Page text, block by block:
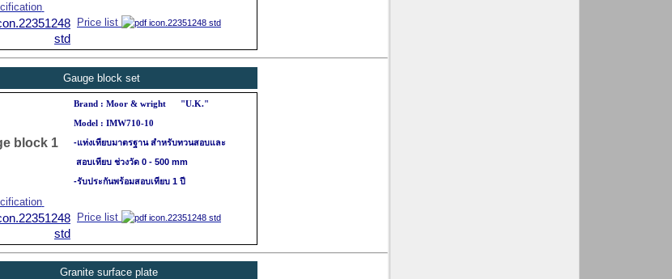
Price list
Gauge block set
Brand : Moor & wright "U.K."
Model : IMW710-10
-แท่งเทียบมาตรฐาน สำหรับทวนสอบและ
สอบเทียบ ช่วงวัด 0 - 500 mm
-รับประกันพร้อมสอบเทียบ 1 ปี
Price list
Granite surface plate